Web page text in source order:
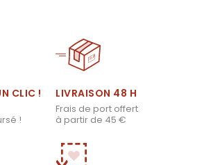
CLIC !
!
LIVRAISON 48 H
Frais de port offert
à partir de 45 €